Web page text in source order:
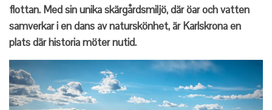
flottan. Med sin unika skärgårdsmiljö, där öar och vatten
samverkar i en dans av naturskönhet, är Karlskrona en
plats där historia möter nutid.